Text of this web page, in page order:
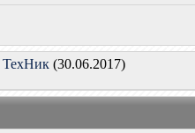
ТехНик(30.06.2017)